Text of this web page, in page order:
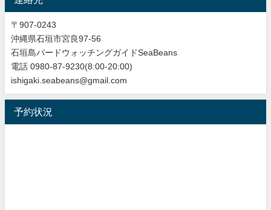
〒907-0243
沖縄県石垣市宮良97-56
石垣島バードウォッチングガイドSeaBeans
電話 0980-87-9230(8:00-20:00)
ishigaki.seabeans@gmail.com
予約状況